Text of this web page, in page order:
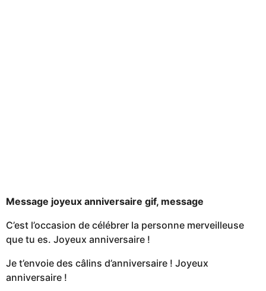
Message joyeux anniversaire gif, message
C’est l’occasion de célébrer la personne merveilleuse
que tu es. Joyeux anniversaire !
Je t’envoie des câlins d’anniversaire ! Joyeux
anniversaire !